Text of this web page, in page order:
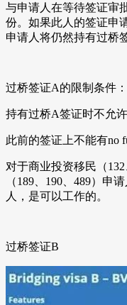
与申请人在等待签证审
份。如果此人的签证申
申请人将仍然持有过桥
过桥签证A的限制条件：
持有过桥A签证时不允
此前的签证上不能有no
对于商业投资移民（
（189、190、489）申
人，是可以工作的。
过桥签证B